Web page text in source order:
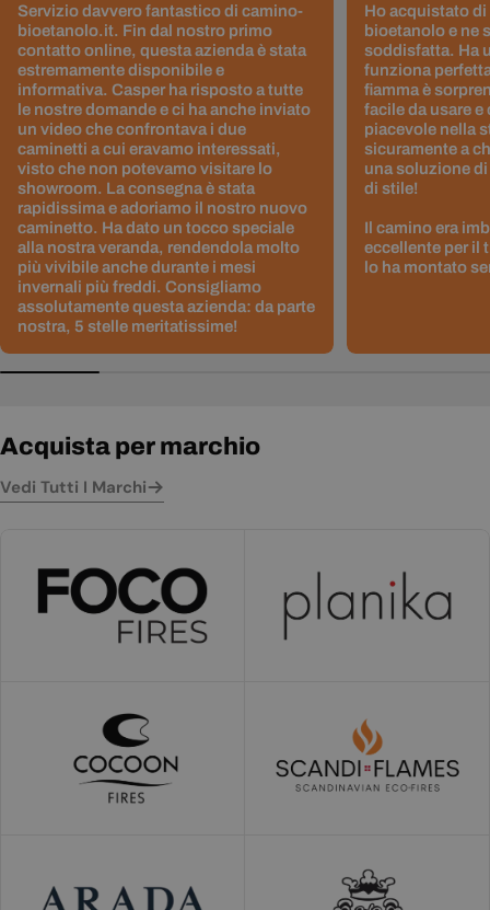
Servizio davvero fantastico di camino-
bioetanolo.it. Fin dal nostro primo
contatto online, questa azienda è stata
estremamente disponibile e
informativa. Casper ha risposto a tutte
le nostre domande e ci ha anche inviato
un video che confrontava i due
caminetti a cui eravamo interessati,
visto che non potevamo visitare lo
showroom. La consegna è stata
rapidissima e adoriamo il nostro nuovo
caminetto. Ha dato un tocco speciale
alla nostra veranda, rendendola molto
più vivibile anche durante i mesi
invernali più freddi. Consigliamo
assolutamente questa azienda: da parte
nostra, 5 stelle meritatissime!
Ho acquistato di
bioetanolo e ne
soddisfatta. Ha
funziona
fiamma è
facile da usare e
piacevole nella
sicuramente a
una soluzione
di stile!
Il camino era
eccellente per il
lo ha montato
Acquista per marchio
Vedi Tutti I Marchi